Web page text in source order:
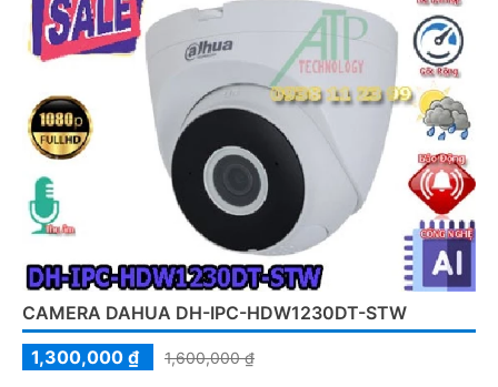
CAMERA DAHUA DH-IPC-HDW1230DT-STW
1,300,000 ₫
1,600,000 ₫